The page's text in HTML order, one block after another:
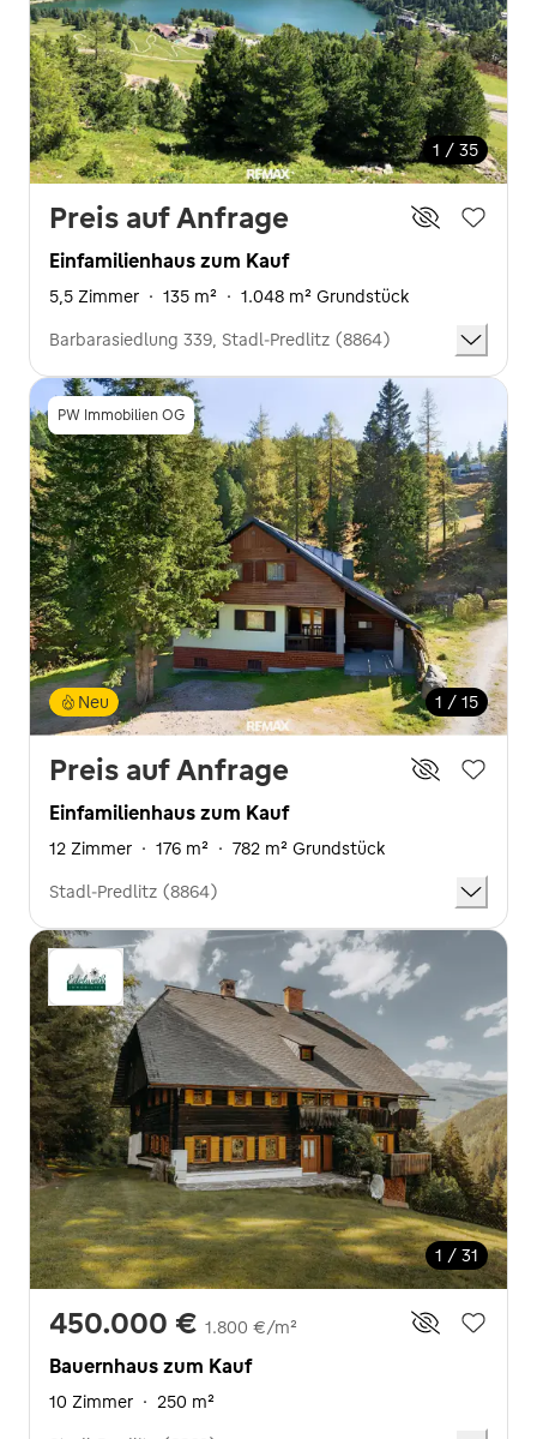
1 / 35
Preis auf Anfrage
Einfamilienhaus zum Kauf
5,5 Zimmer · 135 m² · 1.048 m² Grundstück
Barbarasiedlung 339, Stadl-Predlitz (8864)
PW Immobilien OG
1 / 15
Neu
Preis auf Anfrage
Einfamilienhaus zum Kauf
12 Zimmer · 176 m² · 782 m² Grundstück
Stadl-Predlitz (8864)
1 / 31
450.000 € 1.800 €/m²
Bauernhaus zum Kauf
10 Zimmer · 250 m²